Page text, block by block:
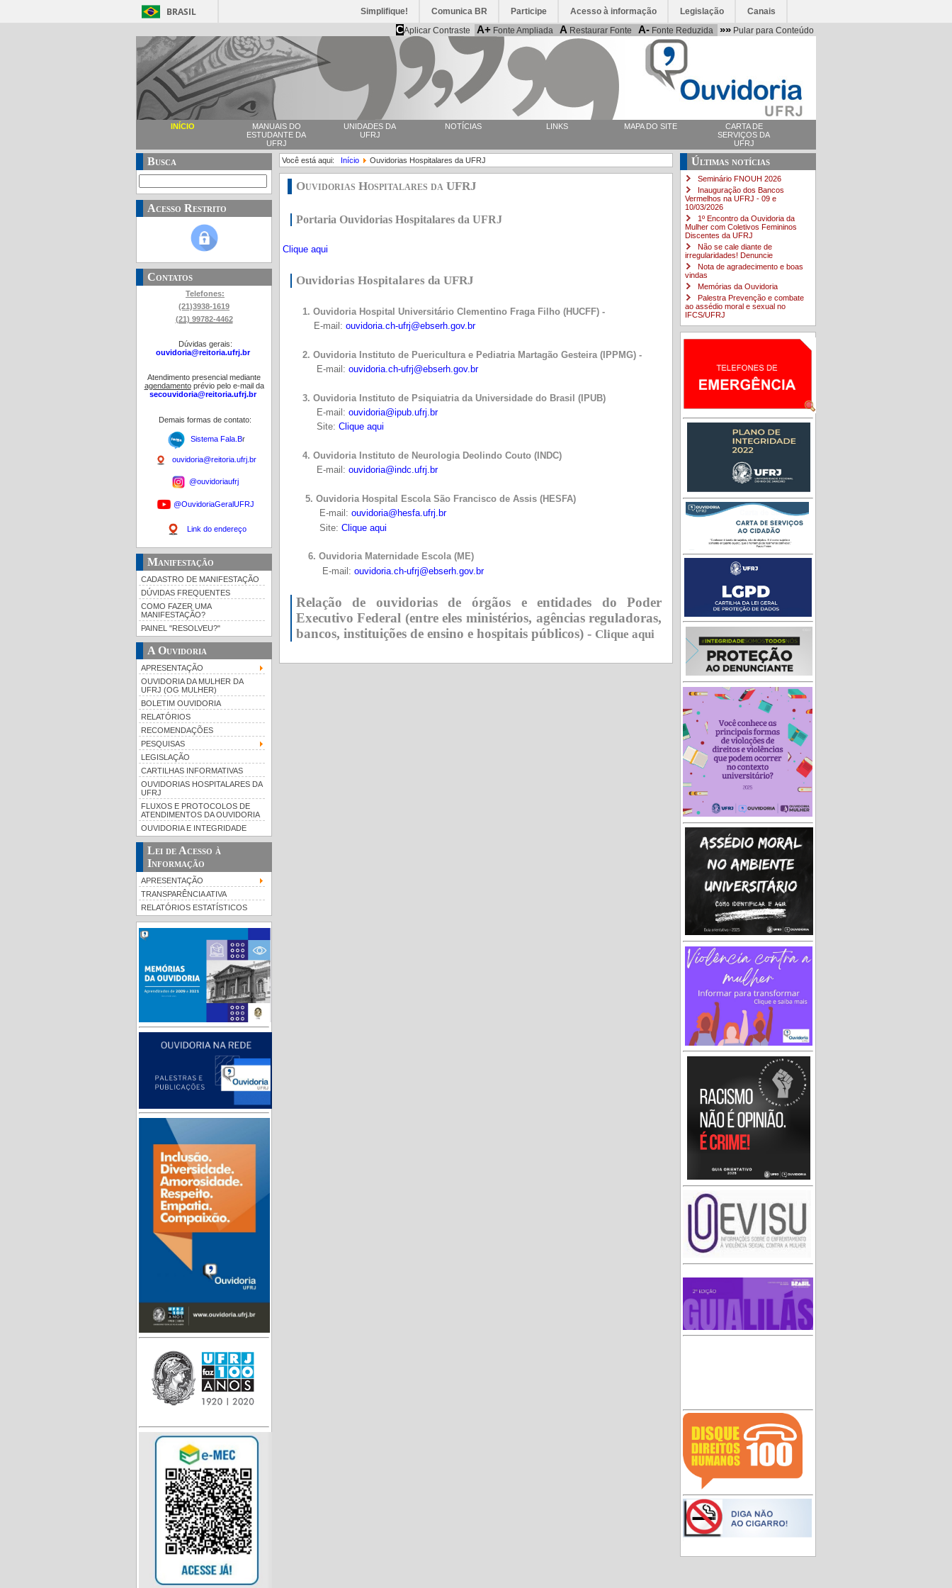
BRASIL Simplifique! Comunica BR Participe Acesso à informação Legislação Canais
CAplicar Contraste A+ Fonte Ampliada A Restaurar Fonte A- Fonte Reduzida »» Pular para Conteúdo
INÍCIO
MANUAIS DO
ESTUDANTE DA
UFRJ
UNIDADES DA
UFRJ
NOTÍCIAS LINKS MAPA DO SITE
CARTA DE
SERVIÇOS DA
UFRJ
Busca
Acesso Restrito
Contatos
Telefones:
(21)3938-1619
(21) 99782-4462
Dúvidas gerais:
ouvidoria@reitoria.ufrj.br
Atendimento presencial mediante
agendamentoprévio pelo e-mail da
secouvidoria@reitoria.ufrj.br
Demais formas de contato:
Sistema Fala.Br
ouvidoria@reitoria.ufrj.br
@ouvidoriaufrj
@OuvidoriaGeralUFRJ
Link do endereço
Manifestação
CADASTRO DE MANIFESTAÇÃO
DÚVIDAS FREQUENTES
COMO FAZER UMA
MANIFESTAÇÃO?
PAINEL "RESOLVEU?"
A Ouvidoria
APRESENTAÇÃO
OUVIDORIA DA MULHER DA
UFRJ (OG MULHER)
BOLETIM OUVIDORIA
RELATÓRIOS
RECOMENDAÇÕES
PESQUISAS
LEGISLAÇÃO
CARTILHAS INFORMATIVAS
OUVIDORIAS HOSPITALARES DA
UFRJ
FLUXOS E PROTOCOLOS DE
ATENDIMENTOS DA OUVIDORIA
OUVIDORIA E INTEGRIDADE
Lei de Acesso à
Informação
APRESENTAÇÃO
TRANSPARÊNCIA ATIVA
RELATÓRIOS ESTATÍSTICOS
Você está aqui: Início Ouvidorias Hospitalares da UFRJ
Ouvidorias Hospitalares da UFRJ
Portaria Ouvidorias Hospitalares da UFRJ
Clique aqui
Ouvidorias Hospitalares da UFRJ
1. Ouvidoria Hospital Universitário Clementino Fraga Filho (HUCFF) -
E-mail: ouvidoria.ch-ufrj@ebserh.gov.br
2. Ouvidoria Instituto de Puericultura e Pediatria Martagão Gesteira (IPPMG) -
E-mail: ouvidoria.ch-ufrj@ebserh.gov.br
3. Ouvidoria Instituto de Psiquiatria da Universidade do Brasil (IPUB)
E-mail: ouvidoria@ipub.ufrj.br
Site: Clique aqui
4. Ouvidoria Instituto de Neurologia Deolindo Couto (INDC)
E-mail: ouvidoria@indc.ufrj.br
5. Ouvidoria Hospital Escola São Francisco de Assis (HESFA)
E-mail: ouvidoria@hesfa.ufrj.br
Site: Clique aqui
6. Ouvidoria Maternidade Escola (ME)
E-mail: ouvidoria.ch-ufrj@ebserh.gov.br
Relação de ouvidorias de órgãos e entidades do Poder
Executivo Federal (entre eles ministérios, agências reguladoras,
bancos, instituições de ensino e hospitais públicos) - Clique aqui
Últimas notícias
Seminário FNOUH 2026
Inauguração dos Bancos
Vermelhos na UFRJ - 09 e
10/03/2026
1º Encontro da Ouvidoria da
Mulher com Coletivos Femininos
Discentes da UFRJ
Não se cale diante de
irregularidades! Denuncie
Nota de agradecimento e boas
vindas
Memórias da Ouvidoria
Palestra Prevenção e combate
ao assédio moral e sexual no
IFCS/UFRJ